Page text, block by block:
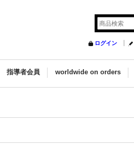
ログイン
指導者会員 worldwide on orders